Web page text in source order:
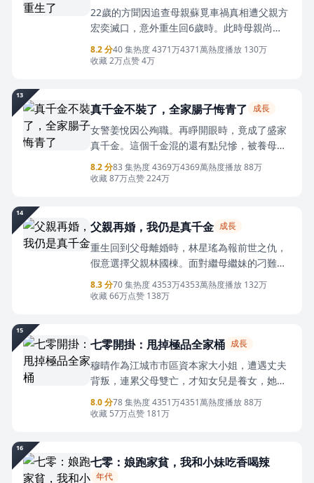
22歲的方聞因追查母親蘇覓車禍真相遭父親方
宏奕滅口，意外重生回6歲時。此時母親尚
在，父親還未與母親離婚，正與經紀人白歌暗
通款曲，密謀通過股權轉讓奪取蘇覓的覓星影
毀股權轉讓協議，拍下父親出軌證據，隨後協
助蘇覓查出公司賬目虧空、方宏奕賄賂評委等
罪證。
8.2 分40 集热度 4371万4371萬熱度播放 130万
收藏 2万点赞 4万
13
真千金不裝了，全家腸子悔青了 成長
女警姜悅因公殉職。再睜開眼時，竟成了盛家
真千金。這個千金混的還有點兒慘，被養母虐
待了十幾年，終於回到親生父母身邊，卻一直
被假千金欺負陷害，被親生父母嫌棄，最終絕
手軟的替原身大義滅親。可隨著調查的深入，
她前世的死因竟疑點重重，而她前世青梅竹馬
的愛人，竟又糾纏上來。姜悅，“謝二少，你到
底想怎樣？”謝北堯“我想，自薦枕蓆。”
8.2 分83 集热度 4369万4369萬熱度播放 88万
收藏 87万点赞 224万
14
父親再婚，我仍是真千金 成長
重生回到父母離婚時，林星瑤為報前世之仇，
假意選擇父親林國棟。面對繼母繼妹的刁難算
計、父親的偏心，她步步為營，借力爺爺與商
業大佬顧淵，揭穿偽善面具，奪回項目主導
徹底清算前世債，穩坐家業繼承人之位，開啟
全新人生。
8.3 分70 集热度 4353万4353萬熱度播放 132万
收藏 66万点赞 138万
15
七零開掛：甩掉極品全家桶 成長
穆晴作為江城市市區資本家大小姐，遭遇丈夫
背叛，連累父母雙亡，才知女兒是養女，她憤
怒之下一拖二下慘死，沒曾想竟然重生了！這
一世，她覺醒讀心術，看清所有人，絕情斷
8.0 分78 集热度 4351万4351萬熱度播放 88万
收藏 57万点赞 181万
16
七零：娘跑家貧，我和小妹吃香喝辣
年代